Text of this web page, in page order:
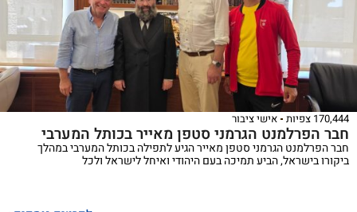
170,444 צפיות אישי ציבור
חבר הפרלמנט הגרמני סטפן מאייר בכותל המערבי
חבר הפרלמנט הגרמני סטפן מאייר הגיע לתפילה בכותל המערבי במהלך
ביקורו בישראל, הביע תמיכה בעם היהודי ואיחל לישראל ולכל